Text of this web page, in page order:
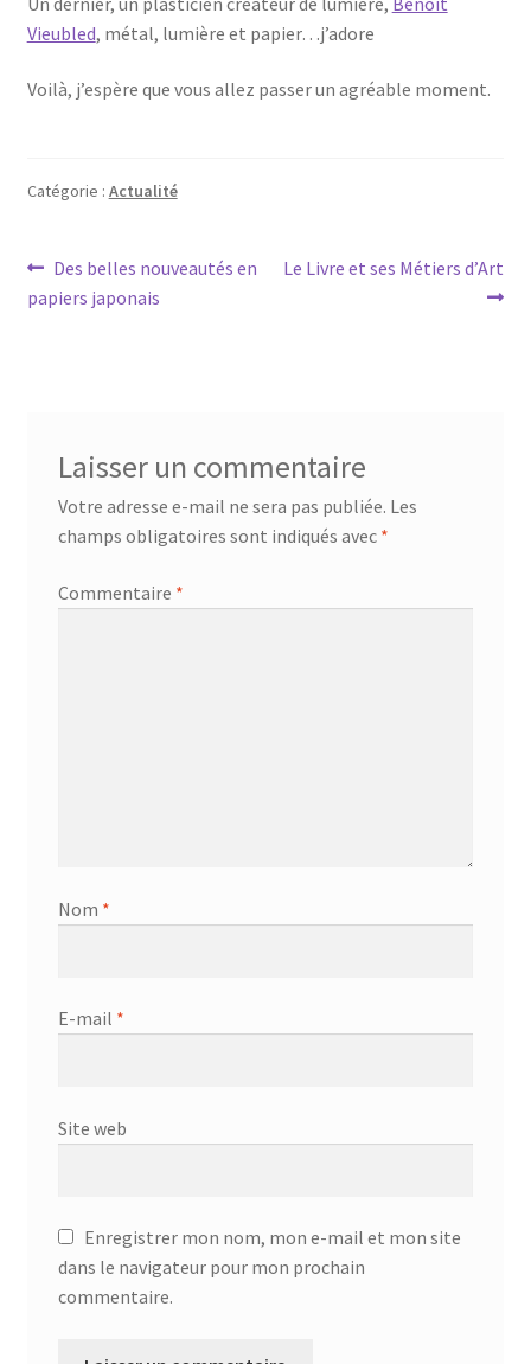
Vieubled, métal, lumière et papier…j’adore
Voilà, j’espère que vous allez passer un agréable moment.
Catégorie : Actualité
Navigation
de
Article
précédent :
Des belles nouveautés en
papiers japonais
Article
Le Livre et ses Métiers d’Art
Laisser un commentaire
Votre adresse e-mail ne sera pas publiée. Les
champs obligatoires sont indiqués avec *
Commentaire *
Nom *
E-mail *
Site web
Enregistrer mon nom, mon e-mail et mon site
dans le navigateur pour mon prochain
commentaire.